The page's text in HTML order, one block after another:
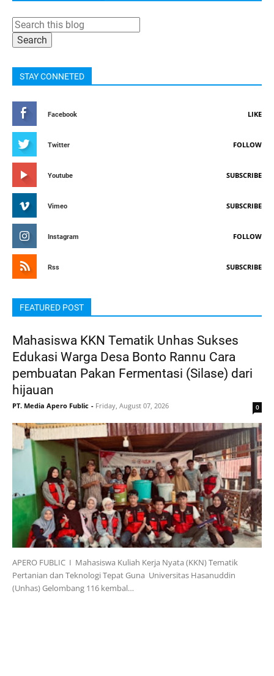
STAY CONNETED
Facebook LIKE
Twitter FOLLOW
Youtube SUBSCRIBE
Vimeo SUBSCRIBE
Instagram FOLLOW
Rss SUBSCRIBE
FEATURED POST
Mahasiswa KKN Tematik Unhas Sukses
Edukasi Warga Desa Bonto Rannu Cara
pembuatan Pakan Fermentasi (Silase) dari
hijauan
PT. Media Apero Fublic - Friday, August 07, 2026 0
APERO FUBLIC I Mahasiswa Kuliah Kerja Nyata (KKN) Tematik
Pertanian dan Teknologi Tepat Guna Universitas Hasanuddin
(Unhas) Gelombang 116 kembal…